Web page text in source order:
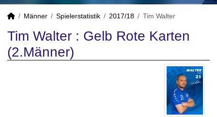
Männer Spielerstatistik 2017/18 Tim Walter
Tim Walter : Gelb Rote Karten
(2.Männer)